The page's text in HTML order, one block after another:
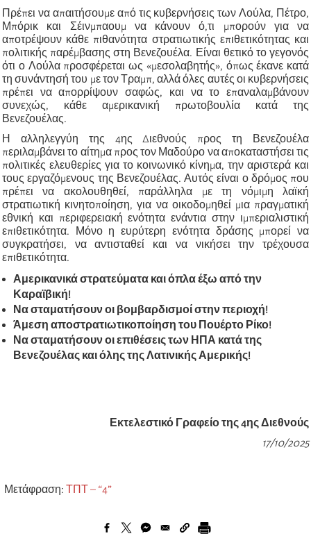
Πρέπει να απαιτήσουμε από τις κυβερνήσεις των Λούλα, Πέτρο,
Μπόρικ και Σέινμπαουμ να κάνουν ό,τι μπορούν για να
αποτρέψουν κάθε πιθανότητα στρατιωτικής επιθετικότητας και
πολιτικής παρέμβασης στη Βενεζουέλα. Είναι θετικό το γεγονός
ότι ο Λούλα προσφέρεται ως «μεσολαβητής», όπως έκανε κατά
τη συνάντησή του με τον Τραμπ, αλλά όλες αυτές οι κυβερνήσεις
πρέπει να απορρίψουν σαφώς, και να το επαναλαμβάνουν
συνεχώς, κάθε αμερικανική πρωτοβουλία κατά της
Βενεζουέλας.
Η αλληλεγγύη της 4ης Διεθνούς προς τη Βενεζουέλα
περιλαμβάνει το αίτημα προς τον Μαδούρο να αποκαταστήσει τις
πολιτικές ελευθερίες για το κοινωνικό κίνημα, την αριστερά και
τους εργαζόμενους της Βενεζουέλας. Αυτός είναι ο δρόμος που
πρέπει να ακολουθηθεί, παράλληλα με τη νόμιμη λαϊκή
στρατιωτική κινητοποίηση, για να οικοδομηθεί μια πραγματική
εθνική και περιφερειακή ενότητα ενάντια στην ιμπεριαλιστική
επιθετικότητα. Μόνο η ευρύτερη ενότητα δράσης μπορεί να
συγκρατήσει, να αντισταθεί και να νικήσει την τρέχουσα
επιθετικότητα.
Αμερικανικά στρατεύματα και όπλα έξω από την
Καραϊβική!
Να σταματήσουν οι βομβαρδισμοί στην περιοχή!
Άμεση αποστρατιωτικοποίηση του Πουέρτο Ρίκο!
Να σταματήσουν οι επιθέσεις των ΗΠΑ κατά της
Βενεζουέλας και όλης της Λατινικής Αμερικής!
Εκτελεστικό Γραφείο της 4ης Διεθνούς
17/10/2025
Μετάφραση: ΤΠΤ – “4”